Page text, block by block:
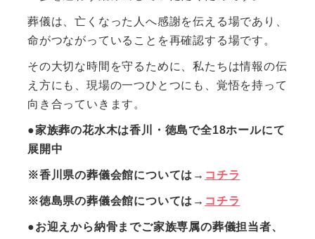
葬儀は、亡くなった人へ感謝を伝える場であり、
命がつながっていることを再確認する場です。
その大切な時間を守るために、私たちは情報の伝
え方にも、現場の一つひとつにも、覚悟を持って
向き合っていきます。
●家族葬の花水木は香川・徳島で全18ホールにて
展開中
※香川県の葬儀会館については→ コチラ
※徳島県の葬儀会館については→ コチラ
●お迎えから納骨までご家族専属の葬儀担当者、